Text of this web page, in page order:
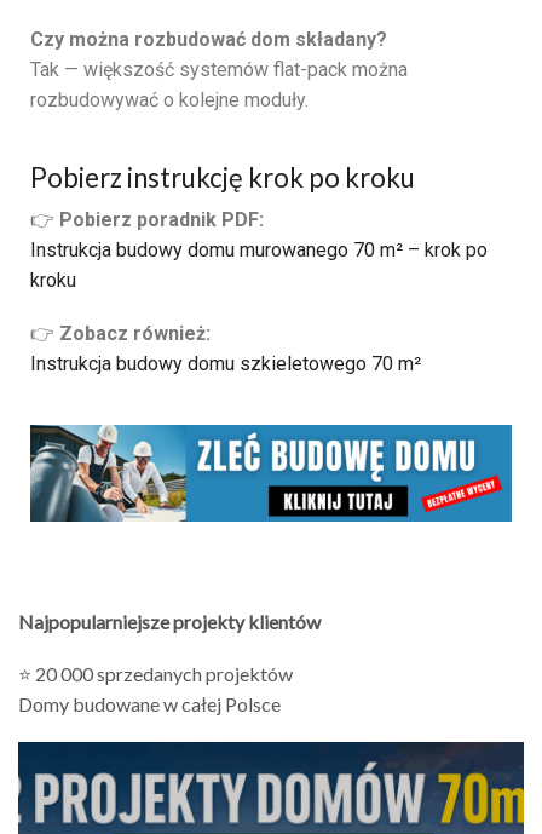
Czy można rozbudować dom składany?
Tak — większość systemów flat-pack można
rozbudowywać o kolejne moduły.
Pobierz instrukcję krok po kroku
👉 Pobierz poradnik PDF:
Instrukcja budowy domu murowanego 70 m² – krok po
kroku
👉 Zobacz również:
Instrukcja budowy domu szkieletowego 70 m²
Najpopularniejsze projekty klientów
⭐ 20 000 sprzedanych projektów
Domy budowane w całej Polsce